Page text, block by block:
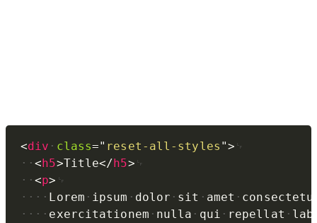
<div class=" reset-all-styles ">
<h5>Title</h5>
<p>
Lorem
ipsum dolor sit amet
exercitationem
nulla qui repellat